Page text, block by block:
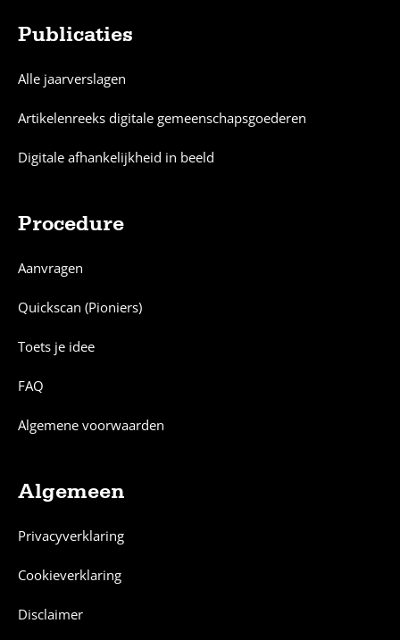
Publicaties
Alle jaarverslagen
Artikelenreeks digitale gemeenschapsgoederen
Digitale afhankelijkheid in beeld
Procedure
Aanvragen
Quickscan (Pioniers)
Toets je idee
FAQ
Algemene voorwaarden
Algemeen
Privacyverklaring
Cookieverklaring
Disclaimer